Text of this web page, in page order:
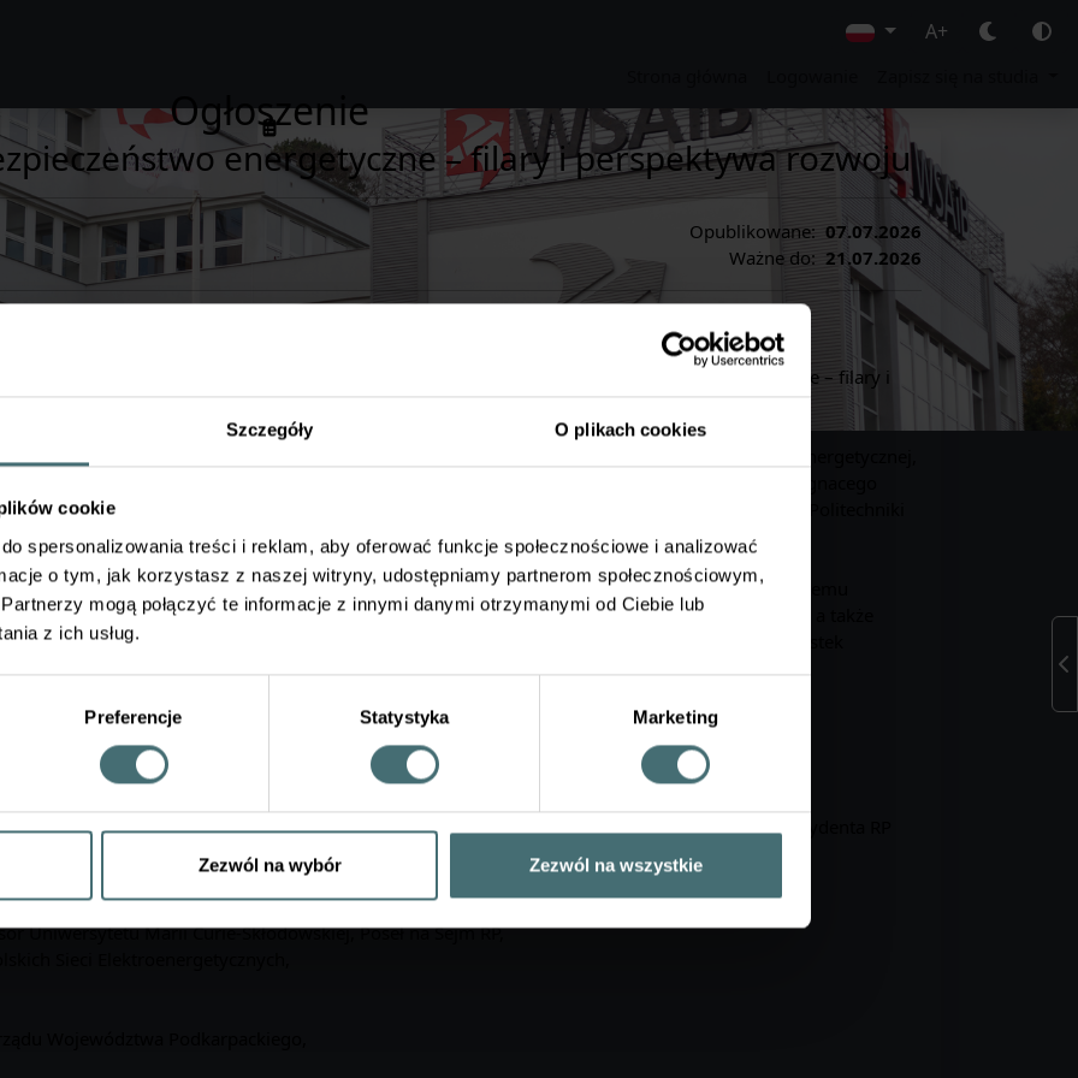
Szczegóły O plikach cookies
cookie
spersonalizowania treści i reklam, aby oferować funkcje społecznościowe i analizować
o tym, jak korzystasz z naszej witryny, udostępniamy partnerom społecznościowym,
mogą połączyć te informacje z innymi danymi otrzymanymi od Ciebie lub
z ich usług.
Preferencje Statystyka Marketing
Zezwól na wybór Zezwól na wszystkie
A+
Ogłoszenie
energetyczne – filary i perspektywa rozwoju
Opublikowane: 07.07.2026
Ważne do: 21.07.2026
doktorantów oraz studentów do udziału w XI edycji Konferencji „Bezpieczeństwo energetyczne – filary i
28–29 września 2026 r. na Politechnice Rzeszowskiej im. Ignacego Łukasiewicza.
ogólnopolskich platform wymiany wiedzy, doświadczeń i wyników badań w obszarze polityki energetycznej,
im. Ignacego Łukasiewicza oraz przy wsparciu Zakładu Ekonomii Wydziału Zarządzania Politechniki
m.in. wyzwaniom transformacji energetycznej w kontekście bezpieczeństwa i odporności systemu
infrastrukturę energetyczną, w tym dronom, cyberbezpieczeństwu i paliwom lotniczym, a także
obejmującemu społeczności energetyczne, lokalne bilansowanie energii oraz rolę jednostek
Aktywów Państwowych,
Pełnomocnik Zarządu Województwa Kujawsko-Pomorskiego, Sekretarz Stanu w Kancelarii Prezydenta RP
Komisji Spraw Zagranicznych Sejmu RP,
Uniwersytetu Marii Curie-Skłodowskiej, Poseł na Sejm RP,